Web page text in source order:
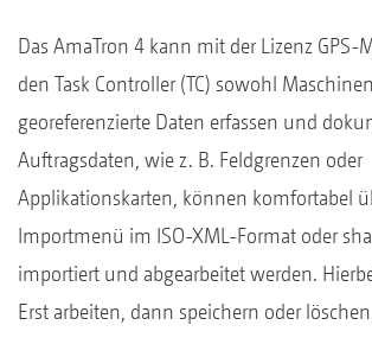
Das AmaTron 4 kann mit der Lizenz GPS-
den Task Controller (TC) sowohl
georeferenzierte Daten erfassen und
Auftragsdaten, wie z. B. Feldgrenzen oder
Applikationskarten, können komfortabel
Importmenü im ISO-XML-Format oder
importiert und abgearbeitet werden.
Erst arbeiten, dann speichern oder